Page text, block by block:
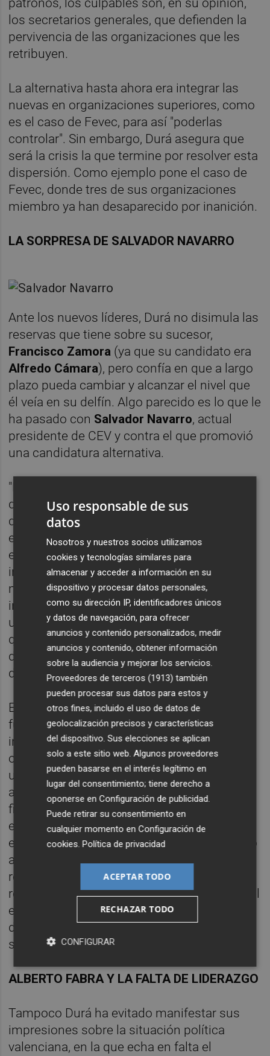
patronos, los culpables son, en su opinión,
los secretarios generales, que defienden la
pervivencia de las organizaciones que les
retribuyen.
La alternativa hasta ahora era integrar las
nuevas en organizaciones superiores, como
es el caso de Fevec, para así "poderlas
controlar". Sin embargo, Durá asegura que
será la crisis la que termine por resolver esta
dispersión. Como ejemplo pone el caso de
Fevec, donde tres de sus organizaciones
miembro ya han desaparecido por inanición.
LA SORPRESA DE SALVADOR NAVARRO
Ante los nuevos líderes, Durá no disimula las
reservas que tiene sobre su sucesor,
Francisco Zamora (ya que su candidato era
Alfredo Cámara), pero confía en que a largo
plazo pueda cambiar y alcanzar el nivel que
él veía en su delfín. Algo parecido es lo que le
ha pasado con Salvador Navarro, actual
presidente de CEV y contra el que promovió
una candidatura alternativa.
"Me ha sorprendido de Navarro su voluntad
de trabajo y cómo lo está haciendo al frente
de la organización", aunque discrepe con él
en la fusión de CEV y Cepymev, consumada
en las últimas semanas. Respecto a los
impagos que la patronal de la construcción
mantiene con CEV, Durá niega la mayor e
insiste en que no han faltado ni al pago "de
un céntimo" de la cuota, aunque sí es cierto
que no están al día del alquiler de la sede
desde hace más de un año por
discrepancias en el precio.
En rigor, el pago lo tendrían que hacer a la
fundaciónIvage, que es la que gestiona el
inmueble de la calle Músico Peydró que
ocupan, y con la que arrastran un impago de
unos 42.000 euros. Aunque el
arrendamiento se acordó el año 2000 y se
fijó en unos 3.000 euros, este precio se
estableció para "ayudar en los problemas
económicos que entonces tenía la CEV, pero
ahora no tiene sentido" ni responde a la
realidad del mercado. Además, como Durá
reconoce que hay distintos proyectos para el
edificio que obligarían a Fevec a mudarse, la
deuda puede suplir los costes que les
significaría la mudanza.
ALBERTO FABRA Y LA FALTA DE LIDERAZGO
Tampoco Durá ha evitado manifestar sus
impresiones sobre la situación política
valenciana, en la que echa en falta el
Uso responsable de sus
datos
Nosotros y nuestros socios utilizamos
cookies y tecnologías similares para
almacenar y acceder a información en su
dispositivo y procesar datos personales,
como su dirección IP, identificadores únicos
y datos de navegación, para ofrecer
anuncios y contenido personalizados, medir
anuncios y contenido, obtener información
sobre la audiencia y mejorar los servicios.
Proveedores de terceros (1913) también
pueden procesar sus datos para estos y
otros fines, incluido el uso de datos de
geolocalización precisos y características
del dispositivo. Sus elecciones se aplican
solo a este sitio web. Algunos proveedores
pueden basarse en el interés legítimo en
lugar del consentimiento; tiene derecho a
oponerse enConfiguración de publicidad
Puede retirar su consentimiento en
cualquier momento enConfiguración de
cookies .Política de privacidad
ACEPTAR TODO
RECHAZAR TODO
CONFIGURAR